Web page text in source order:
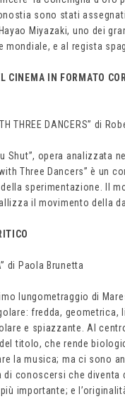
sono stati
Miyazaki, uno dei
mondiale, e al regista
CINEMA IN FORMATO
THREE DANCERS” di
Shut”, opera analizzata
Three Dancers” è un
sperimentazione. Il
il movimento della
di Paola Brunetta
lungometraggio di
fredda, geometrica,
e spiazzante. Al
titolo, che rende
la musica; ma ci sono
di conoscersi che diventa
importante; e